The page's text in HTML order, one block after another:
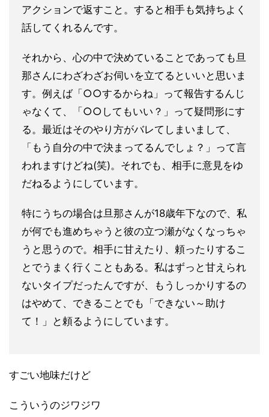
アクションで返すこと。すると相手も気持ちよく
話してくれるんです。
それから、心の中で決めていることであっても旦
那さんにわざわざお伺いを立てるといいと思いま
す。例えば「○○するからね」って報告するんじ
ゃなくて、「○○してもいい？」って疑問形にす
る。最近はそのやり方がバレてしまいまして、
「もう自分の中で決まってるんでしょ？」って言
われますけどね(笑)。それでも、相手に意見をゆ
だねるようにしています。
特にうちの場合は旦那さんが18歳年下なので、私
が何でも進めちゃうと彼の立つ瀬がなくなっちゃ
うと思うので。相手に甘えたり、頼ったりするこ
とでうまく行くこともある。私はずっと甘えられ
ないタイプだったんですが、もうしっかりするの
はやめて、できることでも「できない～助け
て！」と頼るようにしています。
すごい地味だけど
こういうのジワジワ